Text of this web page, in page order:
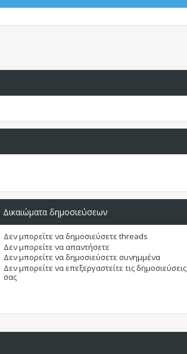
Δικαιώματα δημοσιεύσεων
Δεν μπορείτε να δημοσιεύσετε threads
Δεν μπορείτε να απαντήσετε
Δεν μπορείτε να δημοσιεύσετε συνημμένα
Δεν μπορείτενα επεξεργαστείτε τις δημοσιεύσεις
σας